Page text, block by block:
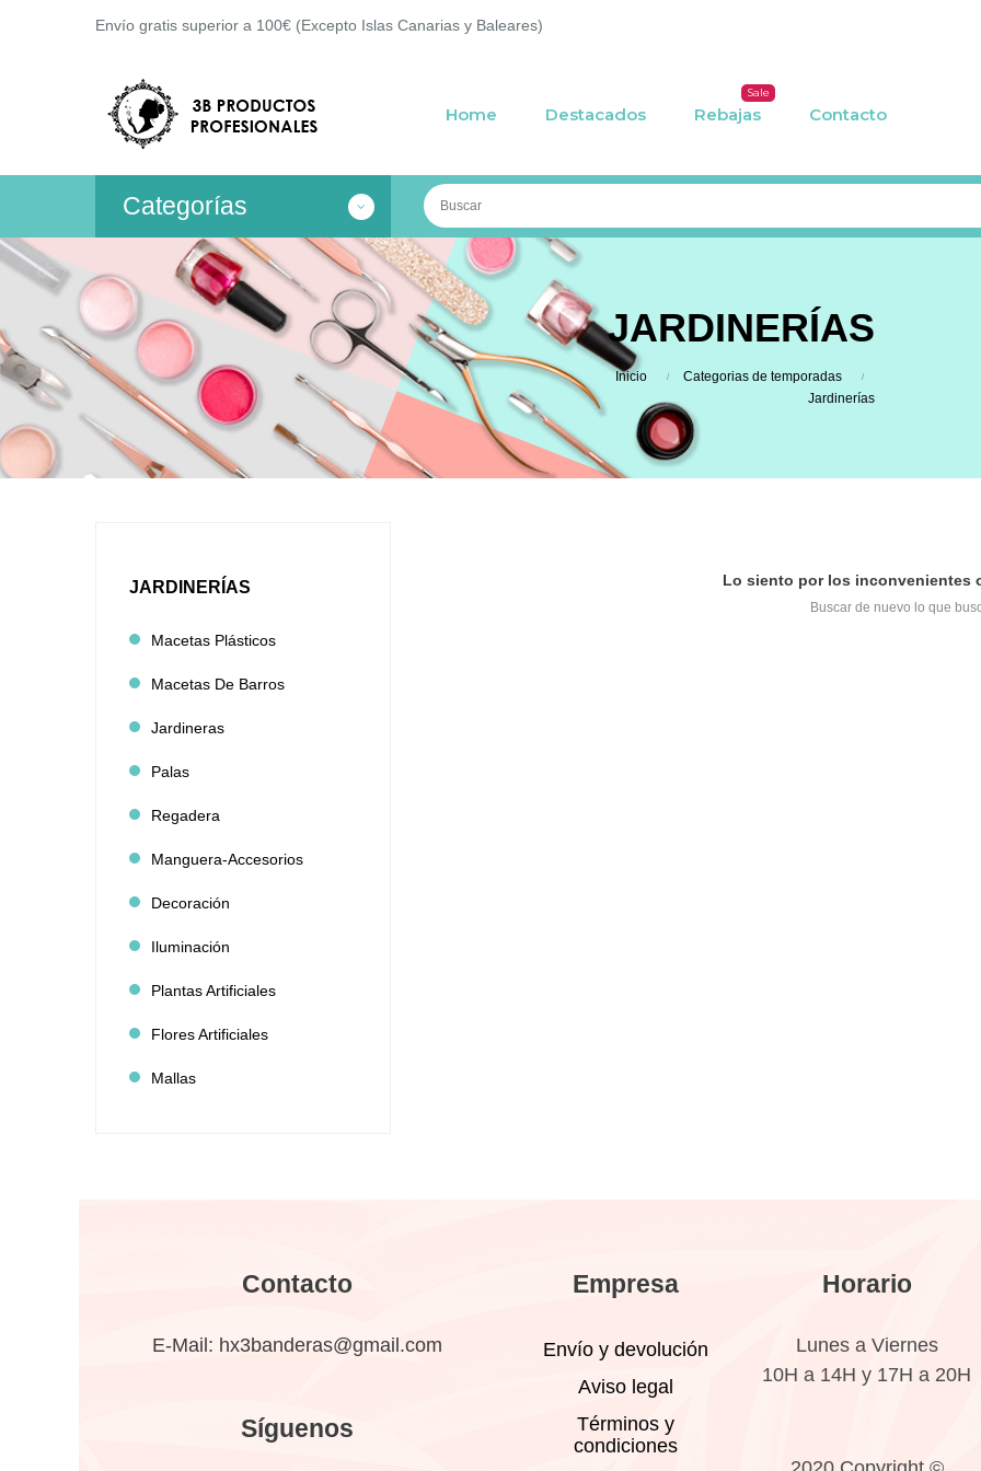
Envío gratis superior a 100€ (Excepto Islas Canarias y Baleares)
Home Destacados Rebajas
Sale
Contacto
Categorías
JARDINERÍAS
Inicio
Categorias de temporadas
Jardinerías
JARDINERÍAS
Macetas Plásticos
Macetas De Barros
Jardineras
Palas
Regadera
Manguera-Accesorios
Decoración
Iluminación
Plantas Artificiales
Flores Artificiales
Mallas
Lo siento por los inconvenientes
Buscar de nuevo lo que
Contacto
E-Mail: hx3banderas@gmail.com
Síguenos
Empresa
Envío y devolución
Aviso legal
Términos y
condiciones
Horario
Lunes a Viernes
10H a 14H y 17H a 20H